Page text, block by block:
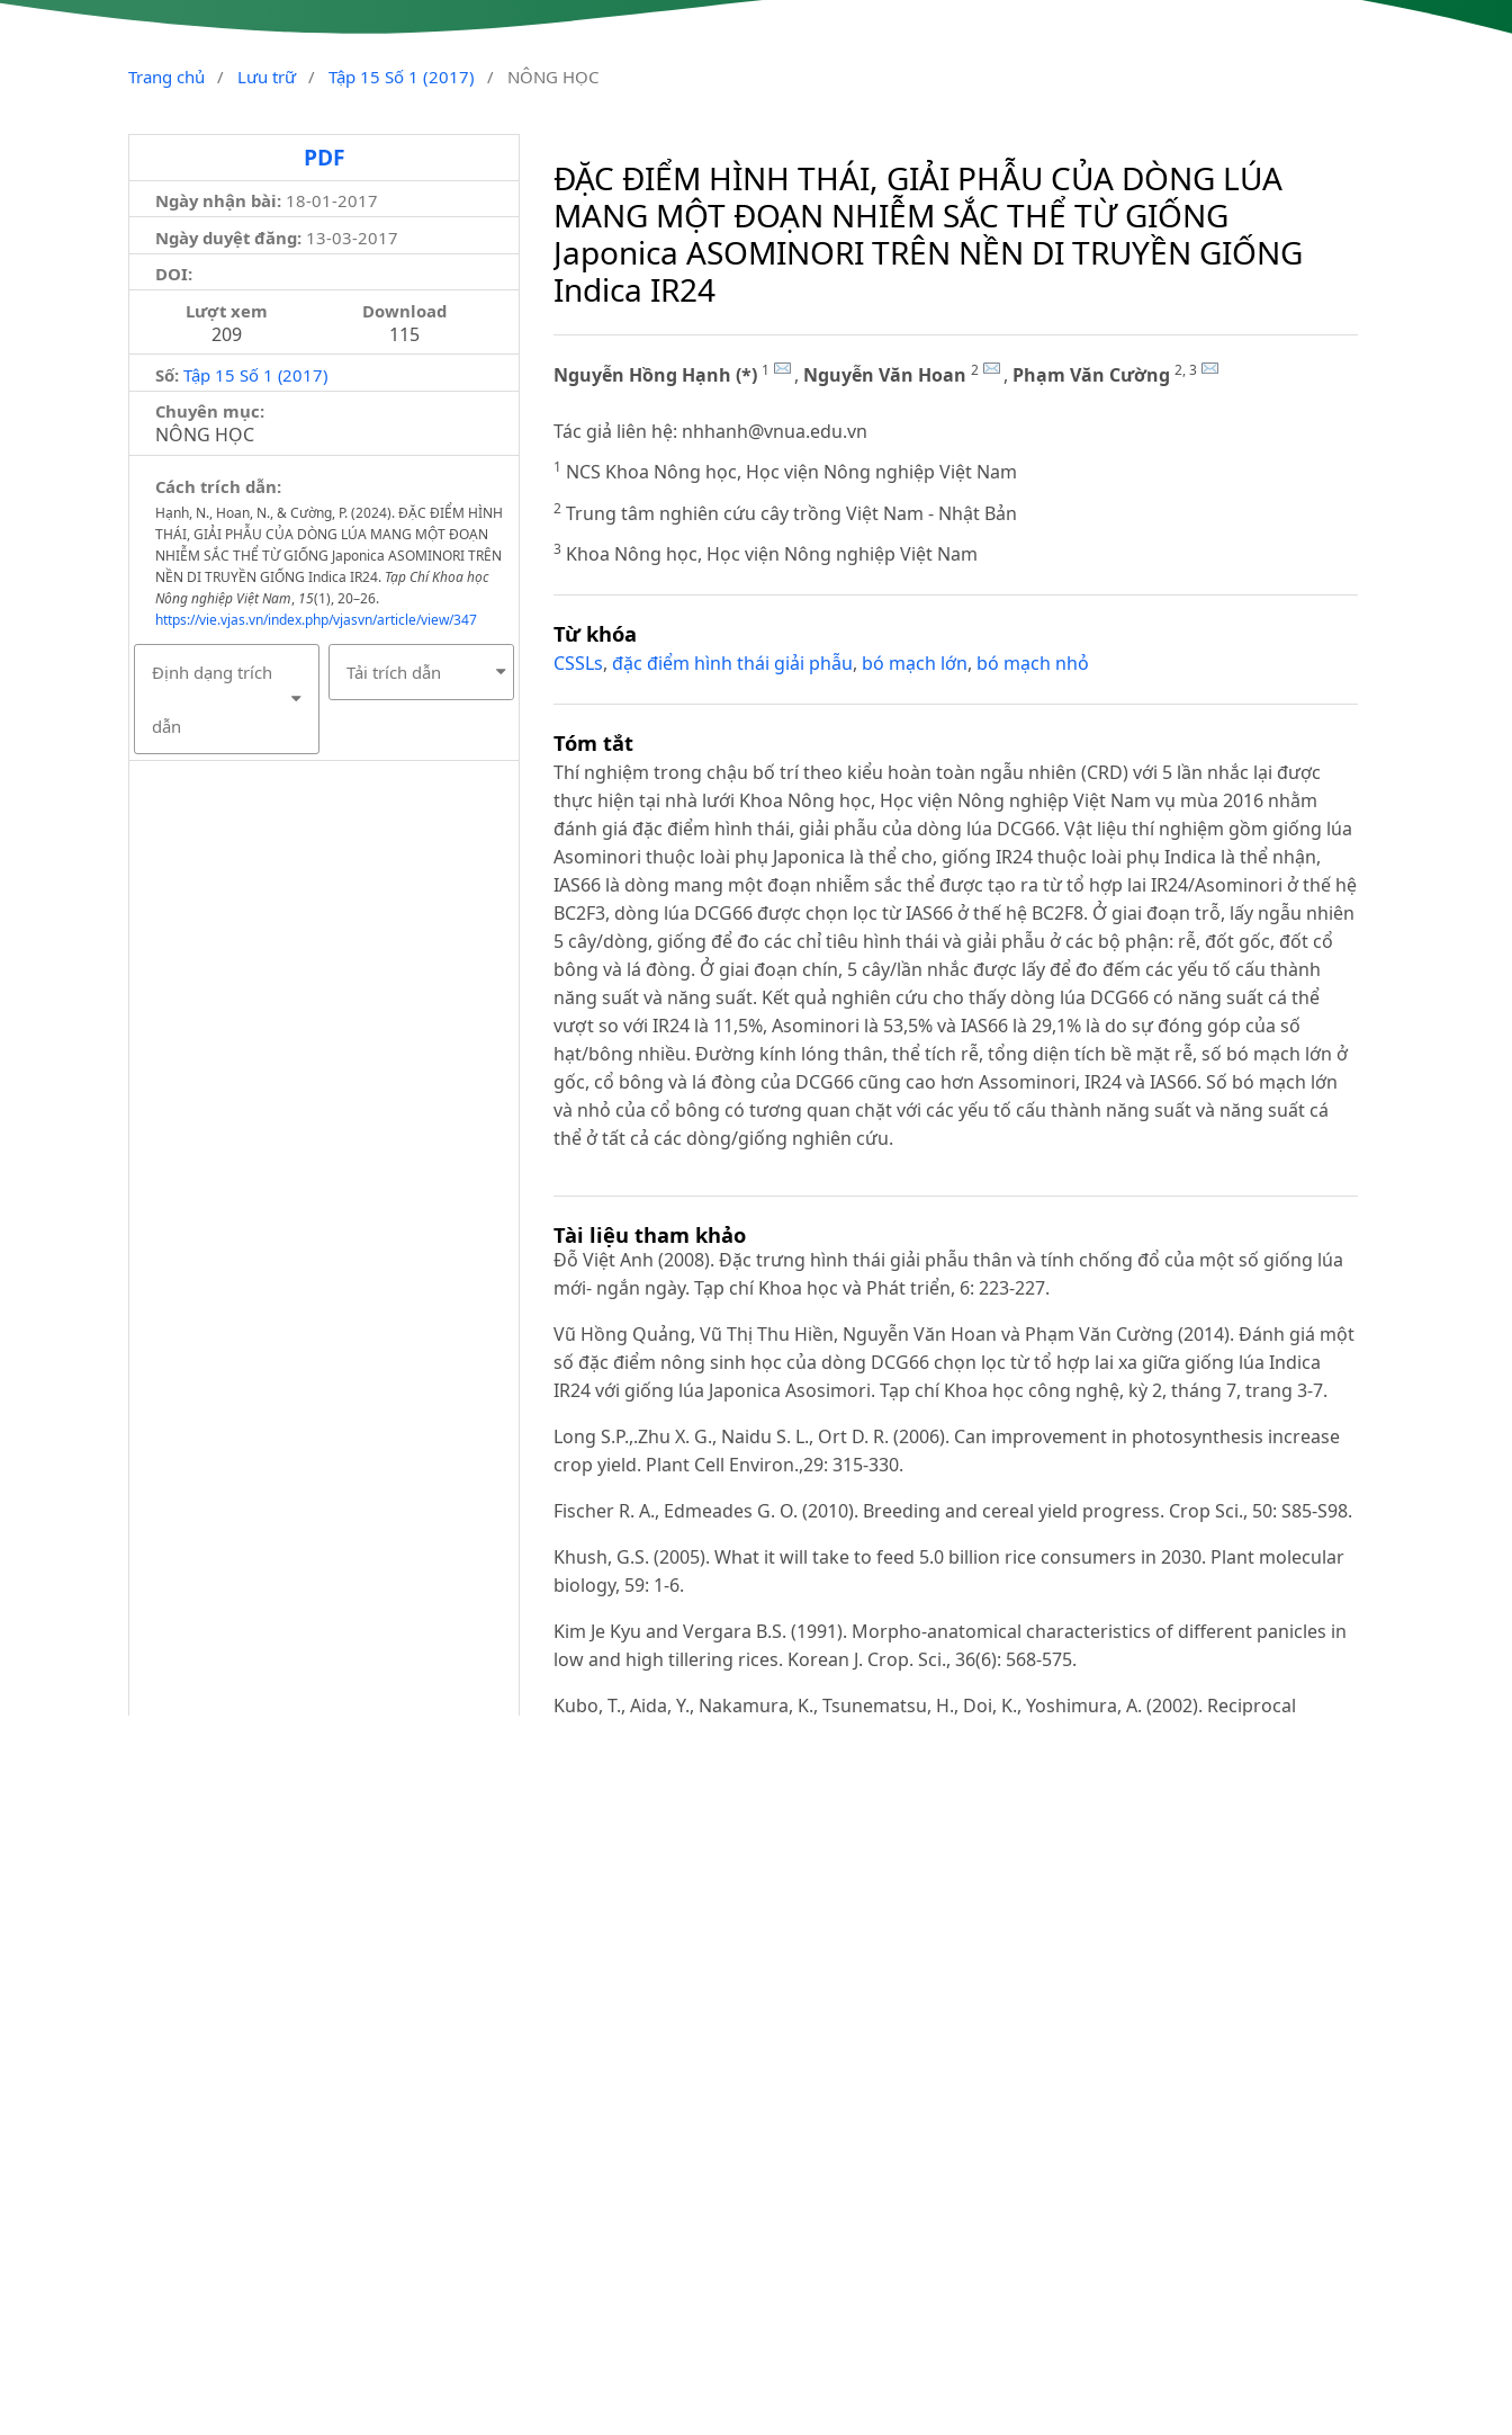
Trang chủ / Lưu trữ / Tập 15 Số 1 (2017) / NÔNG HỌC
PDF
Ngày nhận bài: 18-01-2017
Ngày duyệt đăng:13-03-2017
DOI:
Lượt xem
209
Download
115
Số: Tập 15 Số 1 (2017)
Chuyên mục:
NÔNG HỌC
Cách trích dẫn:
Hạnh, N., Hoan, N., & Cường, P. (2024). ĐẶC ĐIỂM HÌNH
THÁI, GIẢI PHẪU CỦA DÒNG LÚA MANG MỘT ĐOẠN
NHIỄM SẮC THỂ TỪ GIỐNG Japonica ASOMINORI TRÊN
NỀN DI TRUYỀN GIỐNG Indica IR24. Tạp Chí Khoa học
Nông nghiệp Việt Nam, 15(1), 20–26.
https://vie.vjas.vn/index.php/vjasvn/article/view/347
Định dạng trích
dẫn
Tải trích dẫn
ĐẶC ĐIỂM HÌNH THÁI, GIẢI PHẪU CỦA DÒNG LÚA
MANG MỘT ĐOẠN NHIỄM SẮC THỂ TỪ GIỐNG
Japonica ASOMINORI TRÊN NỀN DI TRUYỀN GIỐNG
Indica IR24
Nguyễn Hồng Hạnh (*) 1 , Nguyễn Văn Hoan 2 , Phạm Văn Cường 2, 3
Tác giả liên hệ: nhhanh@vnua.edu.vn
1 NCS Khoa Nông học, Học viện Nông nghiệp Việt Nam
2Trung tâm nghiên cứu cây trồng Việt Nam - Nhật Bản
3Khoa Nông học, Học viện Nông nghiệp Việt Nam
Từ khóa
CSSLs, đặc điểm hình thái giải phẫu, bó mạch lớn, bó mạch nhỏ
Tóm tắt
Thí nghiệm trong chậu bố trí theo kiểu hoàn toàn ngẫu nhiên (CRD) với 5 lần nhắc lại được
thực hiện tại nhà lưới Khoa Nông học, Học viện Nông nghiệp Việt Nam vụ mùa 2016 nhằm
đánh giá đặc điểm hình thái, giải phẫu của dòng lúa DCG66. Vật liệu thí nghiệm gồm giống lúa
Asominori thuộc loài phụ Japonica là thể cho, giống IR24 thuộc loài phụ Indica là thể nhận,
IAS66 là dòng mang một đoạn nhiễm sắc thể được tạo ra từ tổ hợp lai IR24/Asominori ở thế hệ
BC2F3, dòng lúa DCG66 được chọn lọc từ IAS66 ở thế hệ BC2F8. Ở giai đoạn trỗ, lấy ngẫu nhiên
5 cây/dòng, giống để đo các chỉ tiêu hình thái và giải phẫu ở các bộ phận: rễ, đốt gốc, đốt cổ
bông và lá đòng. Ở giai đoạn chín, 5 cây/lần nhắc được lấy để đo đếm các yếu tố cấu thành
năng suất và năng suất. Kết quả nghiên cứu cho thấy dòng lúa DCG66 có năng suất cá thể
vượt so với IR24 là 11,5%, Asominori là 53,5% và IAS66 là 29,1% là do sự đóng góp của số
hạt/bông nhiều. Đường kính lóng thân, thể tích rễ, tổng diện tích bề mặt rễ, số bó mạch lớn ở
gốc, cổ bông và lá đòng của DCG66 cũng cao hơn Assominori, IR24 và IAS66. Số bó mạch lớn
và nhỏ của cổ bông có tương quan chặt với các yếu tố cấu thành năng suất và năng suất cá
thể ở tất cả các dòng/giống nghiên cứu.
Tài liệu tham khảo
Đỗ Việt Anh (2008). Đặc trưng hình thái giải phẫu thân và tính chống đổ của một số giống lúa
mới- ngắn ngày. Tạp chí Khoa học và Phát triển, 6: 223-227.
Vũ Hồng Quảng, Vũ Thị Thu Hiền, Nguyễn Văn Hoan và Phạm Văn Cường (2014). Đánh giá một
số đặc điểm nông sinh học của dòng DCG66 chọn lọc từ tổ hợp lai xa giữa giống lúa Indica
IR24 với giống lúa Japonica Asosimori. Tạp chí Khoa học công nghệ, kỳ 2, tháng 7, trang 3-7.
Long S.P.,.Zhu X. G., Naidu S. L., Ort D. R. (2006). Can improvement in photosynthesis increase
crop yield. Plant Cell Environ.,29: 315-330.
Fischer R. A., Edmeades G. O. (2010). Breeding and cereal yield progress. Crop Sci., 50: S85-S98.
Khush, G.S. (2005). What it will take to feed 5.0 billion rice consumers in 2030. Plant molecular
biology, 59: 1-6.
Kim Je Kyu and Vergara B.S. (1991). Morpho-anatomical characteristics of different panicles in
low and high tillering rices. Korean J. Crop. Sci., 36(6): 568-575.
Kubo, T., Aida, Y., Nakamura, K., Tsunematsu, H., Doi, K., Yoshimura, A. (2002). Reciprocal